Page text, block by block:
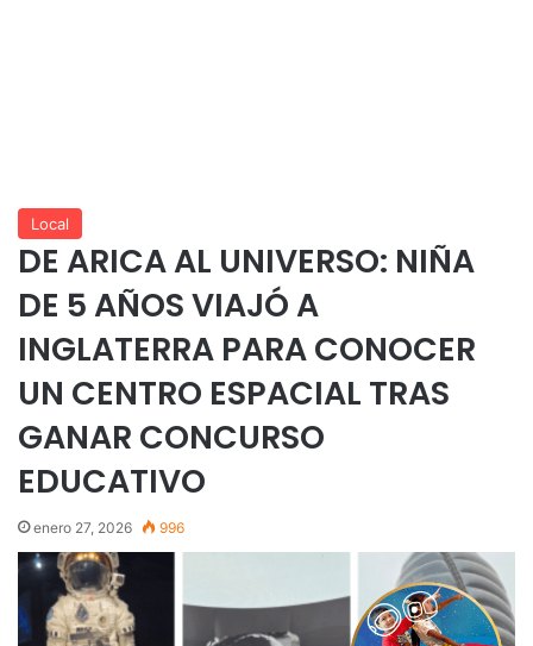
Local
DE ARICA AL UNIVERSO: NIÑA
DE 5 AÑOS VIAJÓ A
INGLATERRA PARA CONOCER
UN CENTRO ESPACIAL TRAS
GANAR CONCURSO
EDUCATIVO
enero 27, 2026 996